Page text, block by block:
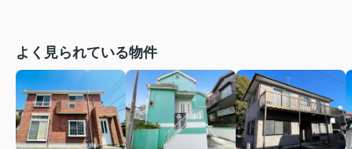
よく見られている物件